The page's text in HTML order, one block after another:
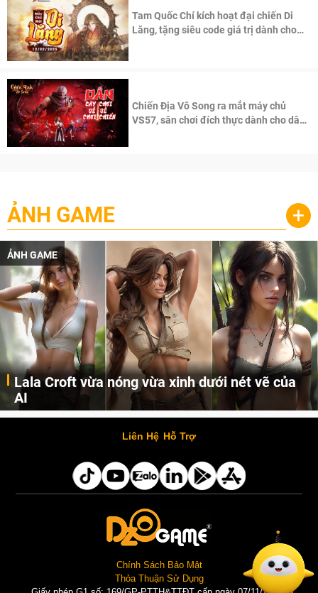
Tam Quốc Chí kích hoạt đại chiến Di
Lăng, tặng siêu code giá trị dành cho
Chiến Địa Vô Song ra mắt máy chủ
VS57, sân chơi đích thực dành cho dân
ẢNH GAME +
ẢNH GAME
Lala Croft vừa nóng vừa xinh dưới nét vẽ của
AI
Cùng đến với những hình ảnh Lala Croft của Tomb Raider dưới nét vẽ của AI. Một cô nàng xinh đẹp, nóng bỏng nhưng cũng rắn rỏi và mạnh mẽ.
Liên Hệ Hỗ Trợ
Chính Sách Bảo Mật
Thỏa Thuận Sử Dụng